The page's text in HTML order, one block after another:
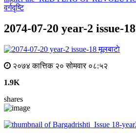
वर्गदृष्टि
2074-07-20 year-2 issue-18
मूलबाटाे
२०७४ कात्तिक २० सोमवार ०८:५२
1.9K
shares